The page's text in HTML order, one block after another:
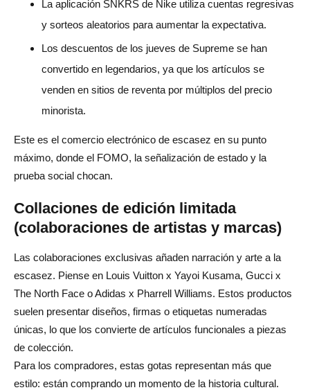
La aplicación SNKRS de Nike utiliza cuentas regresivas
y sorteos aleatorios para aumentar la expectativa.
Los descuentos de los jueves de Supreme se han
convertido en legendarios, ya que los artículos se
venden en sitios de reventa por múltiplos del precio
minorista.
Este es el comercio electrónico de escasez en su punto
máximo, donde el FOMO, la señalización de estado y la
prueba social chocan.
Collaciones de edición limitada
(colaboraciones de artistas y marcas)
Las colaboraciones exclusivas añaden narración y arte a la
escasez. Piense en Louis Vuitton x Yayoi Kusama, Gucci x
The North Face o Adidas x Pharrell Williams. Estos productos
suelen presentar diseños, firmas o etiquetas numeradas
únicas, lo que los convierte de artículos funcionales a piezas
de colección.
Para los compradores, estas gotas representan más que
estilo: están comprando un momento de la historia cultural.